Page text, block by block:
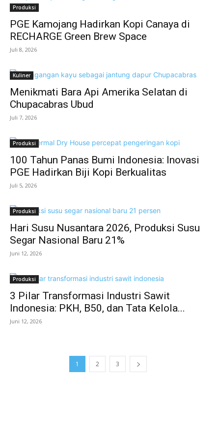
Produksi
PGE Kamojang Hadirkan Kopi Canaya di
RECHARGE Green Brew Space
Juli 8, 2026
Kuliner
Menikmati Bara Api Amerika Selatan di
Chupacabras Ubud
Juli 7, 2026
Produksi
100 Tahun Panas Bumi Indonesia: Inovasi
PGE Hadirkan Biji Kopi Berkualitas
Juli 5, 2026
Produksi
Hari Susu Nusantara 2026, Produksi Susu
Segar Nasional Baru 21%
Juni 12, 2026
Produksi
3 Pilar Transformasi Industri Sawit
Indonesia: PKH, B50, dan Tata Kelola...
Juni 12, 2026
1 2 3